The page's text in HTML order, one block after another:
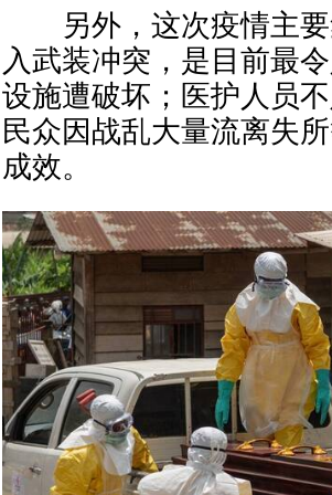
另外，这次疫情主要
入武装冲突，是目前最
设施遭破坏；医护人员
民众因战乱大量流离失
成效。